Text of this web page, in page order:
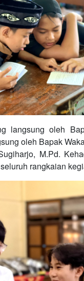
langsung oleh
oleh Bapak
M.Pd.
rangkaian